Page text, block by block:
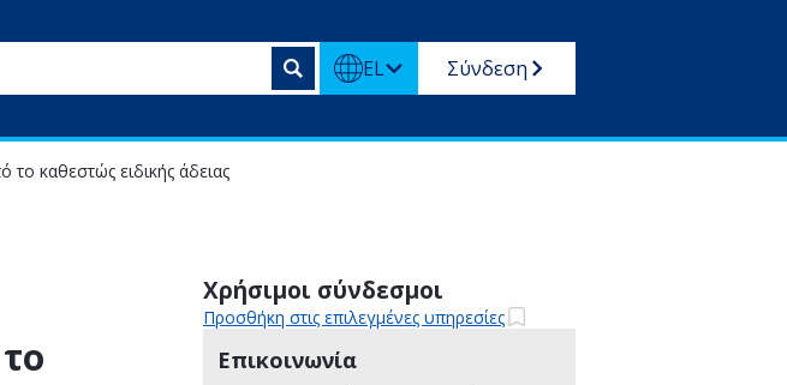
EL Σύνδεση
καθεστώς ειδικής άδειας
Χρήσιμοι σύνδεσμοι
Προσθήκη στις επιλεγμένες υπηρεσίες
Επικοινωνία